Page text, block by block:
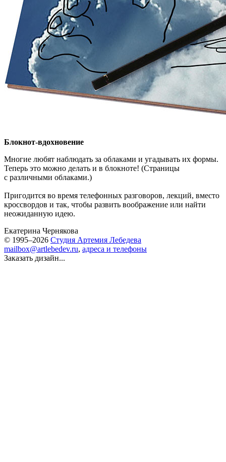
Блокнот-вдохновение
Многие любят наблюдать за облаками и угадывать их формы.
Теперь это можно делать и в блокноте! (Страницы
с различными облаками.)
Пригодится во время телефонных разговоров, лекций, вместо
кроссвордов и так, чтобы развить воображение или найти
неожиданную идею.
Екатерина Чернякова
© 1995–2026 Студия Артемия Лебедева
mailbox@artlebedev.ru, адреса и телефоны
Заказать дизайн...